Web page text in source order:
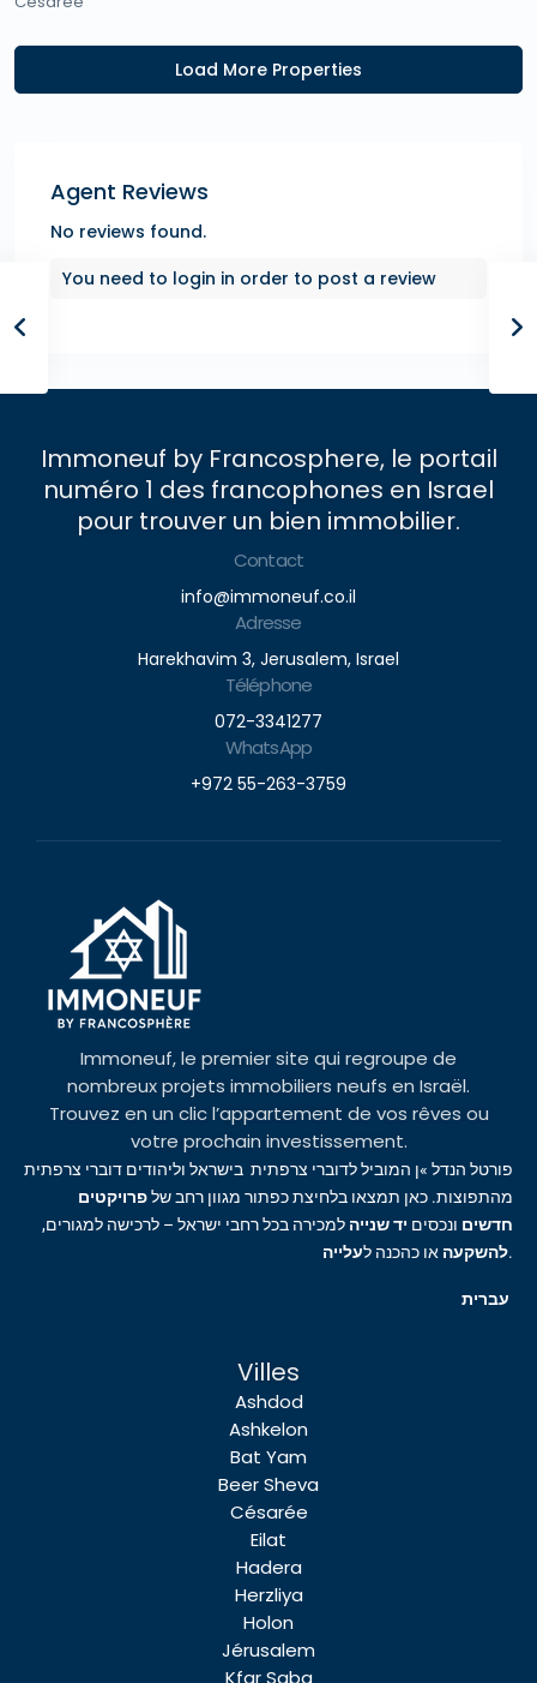
Agent Reviews
No reviews found.
You need to login in order to post a review
Immoneuf by Francosphere, le portail
numéro 1 des francophones en Israel
pour trouver un bien immobilier.
Contact
info@immoneuf.co.il
Adresse
Harekhavim 3, Jerusalem, Israel
Téléphone
072-3341277
WhatsApp
+972 55-263-3759
Immoneuf, le premier site qui regroupe de
nombreux projets immobiliers neufs en Israël.
Trouvez en un clic l’appartement de vos rêves ou
votre prochain investissement.
פורטל הנדל »ן המוביל לדוברי צרפתית בישראל וליהודים דוברי צרפתית
מהתפוצות. כאן תמצאו בלחיצת כפתור מגוון רחב שלפרויקטים
חדשים ונכסים יד שנייה למכירה בכל רחבי ישראל – לרכישה למגורים,
להשקעה או כהכנה לעלייה .
Villes
Ashdod
Ashkelon
Bat Yam
Beer Sheva
Césarée
Eilat
Hadera
Herzliya
Holon
Jérusalem
Kfar Saba